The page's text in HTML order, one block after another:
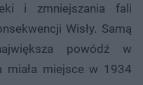
i zmniejszania fali
Wisły. Samą
powódź w
miała miejsce w 1934